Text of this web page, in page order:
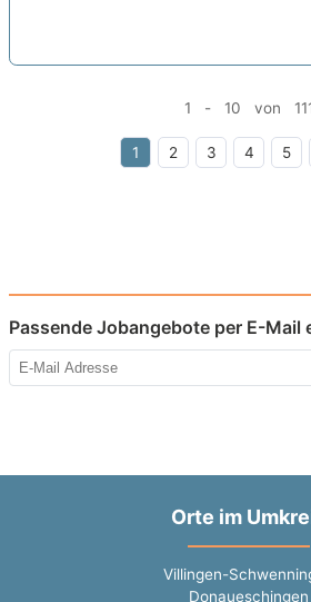
1 - 10 von
1 2 3 4 5
Passende Jobangebote per E-Mail
Orte im
Villingen-
Donaueschingen